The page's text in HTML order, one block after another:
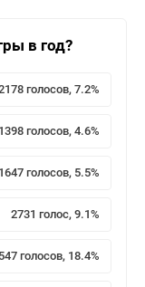
в год?
голосов, 7.2%
1398 голосов, 4.6%
1647 голосов, 5.5%
2731 голос, 9.1%
голосов, 18.4%